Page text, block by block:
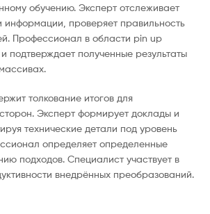
обучению. Эксперт отслеживает
информации, проверяет правильность
Профессионал в области pin up
и подтверждает полученные результаты
толкование итогов для
Эксперт формирует доклады и
технические детали под уровень
определяет определенные
подходов. Специалист участвует в
внедрённых преобразований.